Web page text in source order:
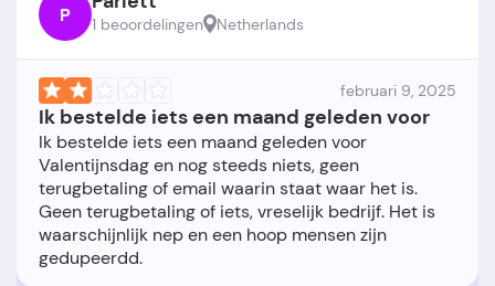
P 1 beoordelingen Netherlands
februari 9, 2025
Ik bestelde iets een maand geleden voor
Ik bestelde iets een maand geleden voor
Valentijnsdag en nog steeds niets, geen
terugbetaling of email waarin staat waar het is.
Geen terugbetaling of iets, vreselijk bedrijf. Het is
waarschijnlijk nep en een hoop mensen zijn